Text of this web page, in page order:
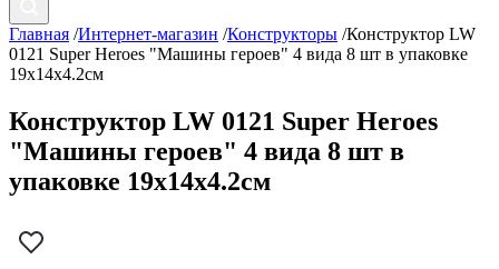
Главная /Интернет-магазин /Конструкторы /Конструктор LW
0121 Super Heroes "Машины героев" 4 вида 8 шт в упаковке
19х14х4.2см
Конструктор LW 0121 Super Heroes
"Машины героев" 4 вида 8 шт в
упаковке 19х14х4.2см